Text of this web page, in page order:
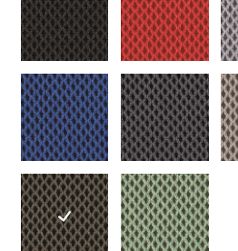
7260 schwarz 7261 rot
7265 blau 7266 anthrazit
7271 braun-grau 7272 grau-grün